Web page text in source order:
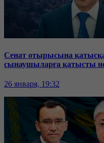
Сенат отырысына
сынаушыларға қатысты
26 января, 19:32